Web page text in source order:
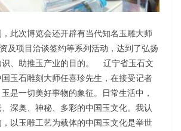
此次博览会还开辟有当代知名玉雕大师
及项目洽谈签约等系列活动，达到了弘扬
识、助推玉产业的目的。 辽宁省玉石文
玉石雕刻大师任喜珍先生，在接受记者
是一切美好事物的象征。日常生活中，
深奥、神秘、多彩的中国玉文化。我认
以玉雕工艺为载体的中国玉文化是举世